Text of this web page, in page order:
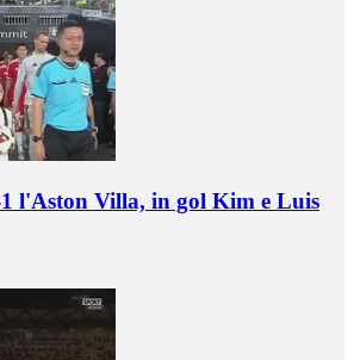
l'Aston Villa, in gol Kim e Luis